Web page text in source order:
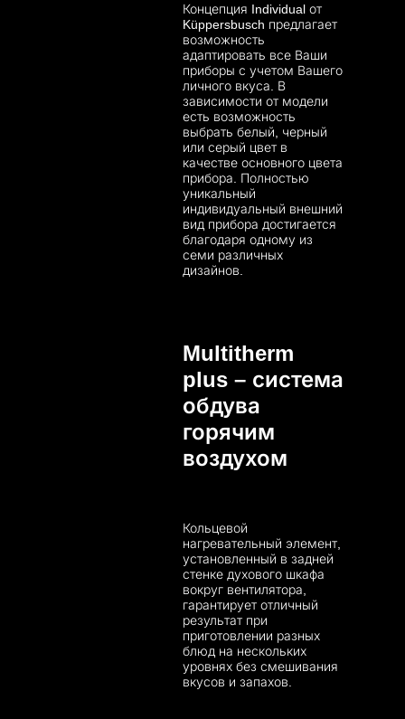
Концепция Individual от
Küppersbusch предлагает
возможность
адаптировать все Ваши
приборы с учетом Вашего
личного вкуса. В
зависимости от модели
есть возможность
выбрать белый, черный
или серый цвет в
качестве основного цвета
прибора. Полностью
уникальный
индивидуальный внешний
вид прибора достигается
благодаря одному из
семи различных
дизайнов.
Multitherm
plus – система
обдува
горячим
воздухом
Кольцевой
нагревательный элемент,
установленный в задней
стенке духового шкафа
вокруг вентилятора,
гарантирует отличный
результат при
приготовлении разных
блюд на нескольких
уровнях без смешивания
вкусов и запахов.